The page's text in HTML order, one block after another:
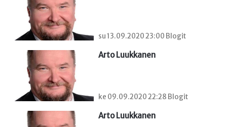
su 13.09.2020 23:00 Blogit
Arto Luukkanen
ke 09.09.2020 22:28 Blogit
Arto Luukkanen